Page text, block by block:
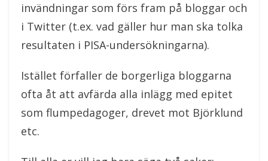
invändningar som förs fram på bloggar och
i Twitter (t.ex. vad gäller hur man ska tolka
resultaten i PISA-undersökningarna).
Istället förfaller de borgerliga bloggarna
ofta åt att avfärda alla inlägg med epitet
som flumpedagoger, drevet mot Björklund
etc.